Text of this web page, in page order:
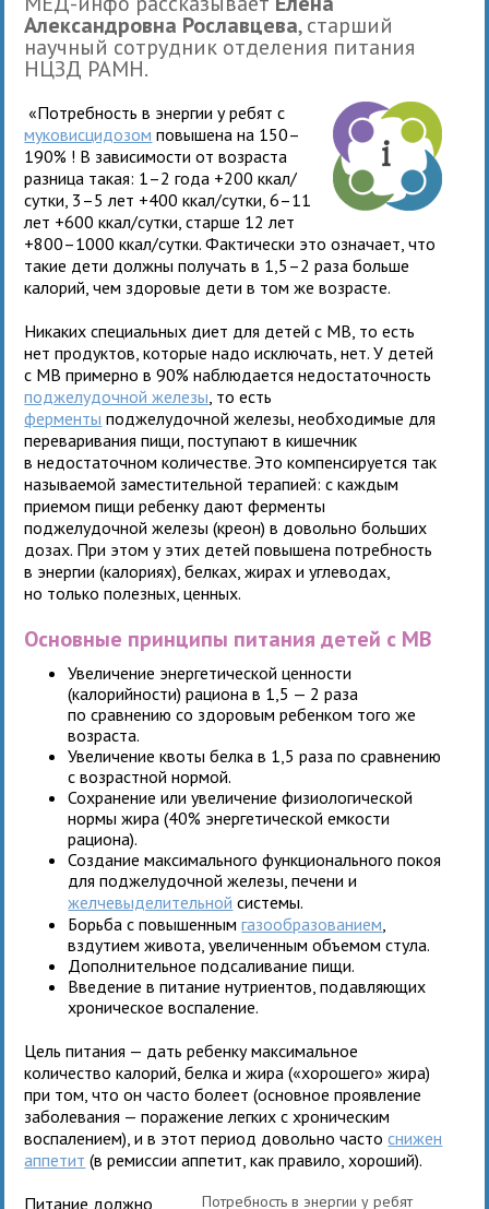
Александровна Рославцева, старший
научный сотрудник отделения питания
НЦЗД РАМН.
«Потребность в энергии у ребят с
муковисцидозом повышена на 150–
190% ! В зависимости от возраста
разница такая: 1–2 года +200 ккал/
сутки, 3–5 лет +400 ккал/сутки, 6–11
лет +600 ккал/сутки, старше 12 лет
+800–1000 ккал/сутки. Фактически это означает, что
такие дети должны получать в 1,5–2 раза больше
калорий, чем здоровые дети в том же возрасте.
Никаких специальных диет для детей с МВ, то есть
нет продуктов, которые надо исключать, нет. У детей
с МВ примерно в 90% наблюдается недостаточность
поджелудочной железы , то есть
ферменты поджелудочной железы, необходимые для
переваривания пищи, поступают в кишечник
в недостаточном количестве. Это компенсируется так
называемой заместительной терапией: с каждым
приемом пищи ребенку дают ферменты
поджелудочной железы (креон) в довольно больших
дозах. При этом у этих детей повышена потребность
в энергии (калориях), белках, жирах и углеводах,
но только полезных, ценных.
Основные принципы питания детей с МВ
Увеличение энергетической ценности
(калорийности) рациона в 1,5 — 2 раза
по сравнению со здоровым ребенком того же
возраста.
Увеличение квоты белка в 1,5 раза по сравнению
с возрастной нормой.
Сохранение или увеличение физиологической
нормы жира (40% энергетической емкости
рациона).
Создание максимального функционального покоя
для поджелудочной железы, печени и
желчевыделительной системы.
Борьба с повышеннымгазообразованием
вздутием живота, увеличенным объемом стула.
Дополнительное подсаливание пищи.
Введение в питание нутриентов, подавляющих
хроническое воспаление.
Цель питания — дать ребенку максимальное
количество калорий, белка и жира («хорошего» жира)
при том, что он часто болеет (основное проявление
заболевания — поражение легких с хроническим
воспалением), и в этот период довольно частоснижен
аппетит (в ремиссии аппетит, как правило, хороший).
Потребность в энергии у ребят
Питание должно